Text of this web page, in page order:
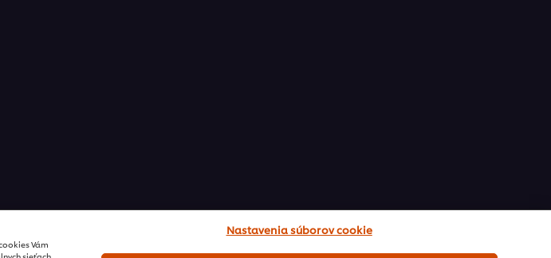
Vám
sieťach
Nastavenia súborov cookie